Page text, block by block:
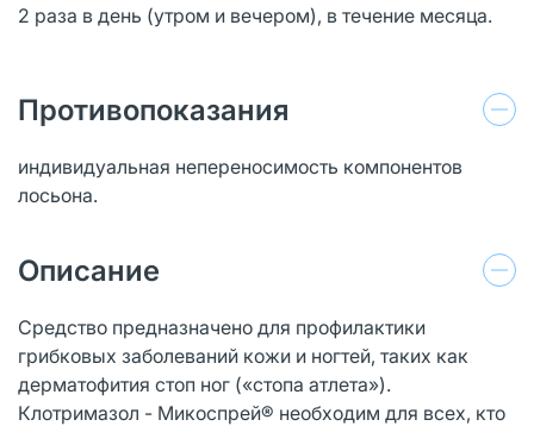
2 раза в день (утром и вечером), в течение месяца.
Противопоказания
индивидуальная непереносимость компонентов
лосьона.
Описание
Средство предназначено для профилактики
грибковых заболеваний кожи и ногтей, таких как
дерматофития стоп ног («стопа атлета»).
Клотримазол - Микоспрей®️ необходим для всех, кто